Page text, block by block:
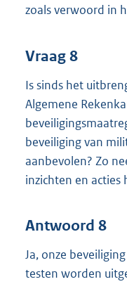
zoals verwoord in
Vraag 8
Is sinds het
Algemene
beveiliging van
aanbevolen? Zo
inzichten en
Antwoord 8
Ja, onze
testen worden